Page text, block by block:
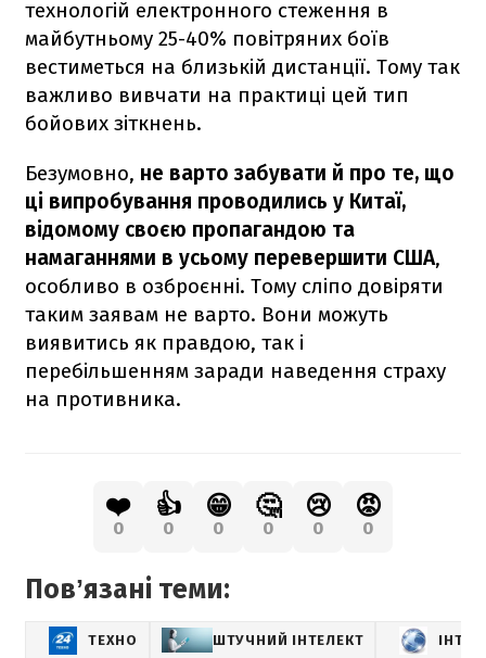
технологій електронного стеження в
майбутньому 25-40% повітряних боїв
вестиметься на близькій дистанції. Тому так
важливо вивчати на практиці цей тип
бойових зіткнень.
Безумовно, не варто забувати й про те, що
ці випробування проводились у Китаї,
відомому своєю пропагандою та
намаганнями в усьому перевершити США,
особливо в озброєнні. Тому сліпо довіряти
таким заявам не варто. Вони можуть
виявитись як правдою, так і
перебільшенням заради наведення страху
на противника.
❤️
0
👍
0
😁
0
🤔
0
😢
0
😡
0
Повʼязані теми:
ТЕХНО ШТУЧНИЙ ІНТЕЛЕКТ